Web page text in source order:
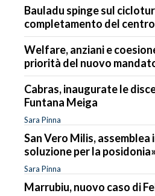
Bauladu spinge sul
completamento del
Welfare, anziani e
priorità del nuovo
Cabras, inaugurate le
Funtana Meiga
Sara Pinna
San Vero Milis, assemblea
soluzione per la posidonia»
Sara Pinna
Marrubiu, nuovo caso di